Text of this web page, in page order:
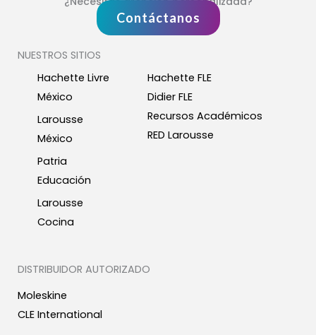
Contáctanos
NUESTROS SITIOS
Hachette Livre
México
Larousse
México
Patria
Educación
Larousse
Cocina
Hachette FLE
Didier FLE
Recursos Académicos
RED Larousse
DISTRIBUIDOR AUTORIZADO
Moleskine
CLE International